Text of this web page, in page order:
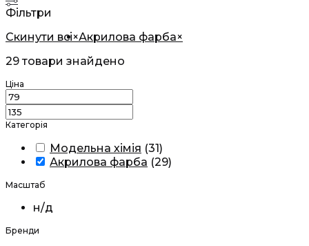
Фільтри
Скинути всі×Акрилова фарба×
29товари знайдено
Ціна
Категорія
Модельна хімія (31)
Акрилова фарба (29)
Масштаб
н/д
Бренди